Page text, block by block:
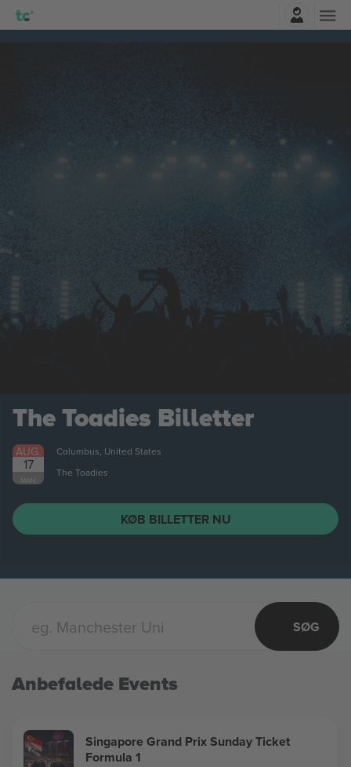
The Toadies Billetter
AUG.
17
MAN.
Columbus, United States
The Toadies
KØB BILLETTER NU
SØG
Anbefalede Events
Singapore Grand Prix Sunday Ticket
Formula 1